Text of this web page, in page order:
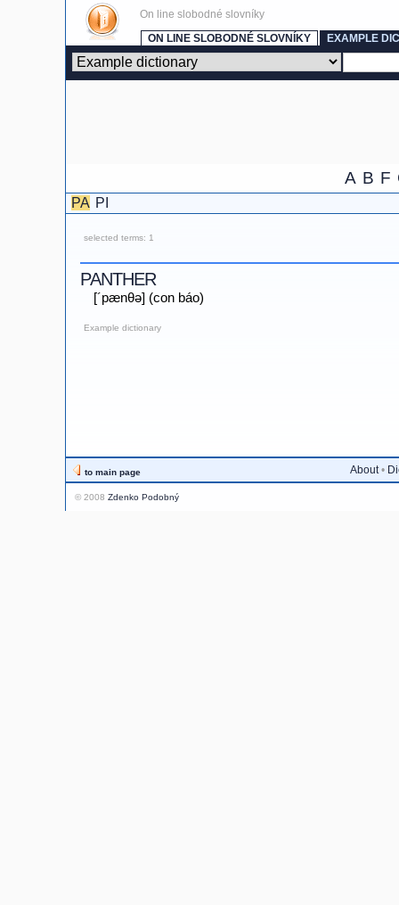
On line slobodné slovníky
ON LINE SLOBODNÉ SLOVNÍKY
EXAMPLE
A B F
PA PI
selected terms: 1
PANTHER
[´pænθə] (con báo)
Example dictionary
to main page About•
© 2008 Zdenko Podobný